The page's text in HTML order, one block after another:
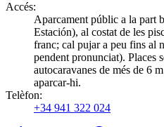
Accés:
Aparcament públic a la part
Estación), al costat de les
franc; cal pujar a peu fins al
pendent pronunciat). Places
autocaravanes de més de 6
aparcar-hi.
Telèfon:
+34 941 322 024